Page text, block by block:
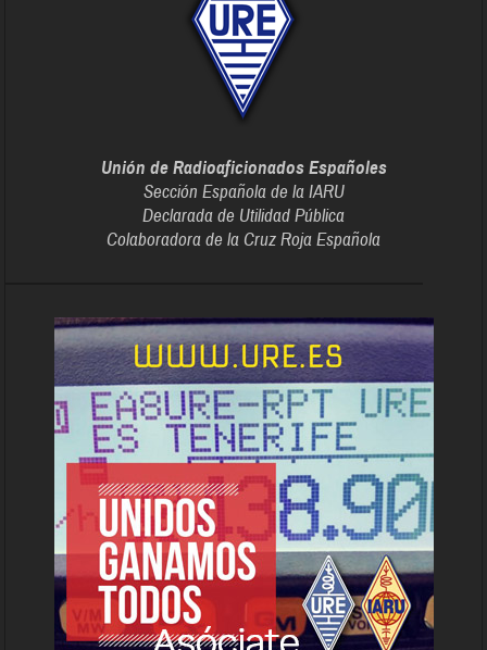
Unión de Radioaficionados Españoles
Sección Española de la IARU
Declarada de Utilidad Pública
Colaboradora de la Cruz Roja Española